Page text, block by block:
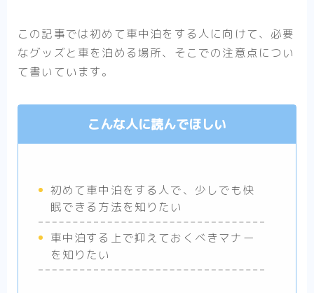
この記事では初めて車中泊をする人に向けて、必要
なグッズと車を泊める場所、そこでの注意点につい
て書いています。
こんな人に読んでほしい
初めて車中泊をする人で、少しでも快
眠できる方法を知りたい
車中泊する上で抑えておくべきマナー
を知りたい